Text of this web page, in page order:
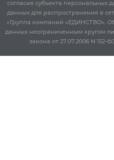
согласия субъекта персональных
данных для распространения в
«Группа компаний «ЕДИНСТВО».
данных неограниченным кругом
закона от 27.07.2006 N